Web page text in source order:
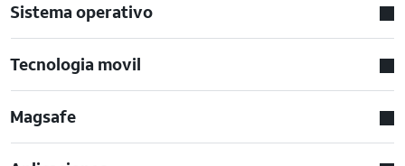
Sistema operativo
Tecnologia movil
Magsafe